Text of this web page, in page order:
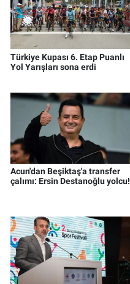
Türkiye Kupası 6. Etap Puanlı
Yol Yarışları sona erdi
Acun'dan Beşiktaş'a transfer
çalımı: Ersin Destanoğlu yolcu!